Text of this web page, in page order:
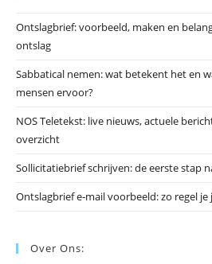
Ontslagbrief: voorbeeld, maken en
ontslag
Sabbatical nemen: wat betekent het en
mensen ervoor?
NOS Teletekst: live nieuws, actuele
overzicht
Sollicitatiebrief schrijven: de eerste stap
Ontslagbrief e-mail voorbeeld: zo regel
Over Ons: